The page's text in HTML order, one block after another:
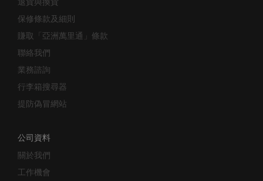
保修條款及細則
賺取「亞洲萬里通」條款
聯絡我們
業務諮詢
行李箱搜尋器
提防偽冒網站
公司資料
關於我們
工作機會